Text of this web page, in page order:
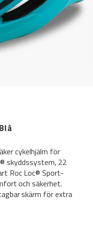
cykelhjälm för
skyddssystem, 22
Roc Loc® Sport-
och säkerhet.
skärm för extra